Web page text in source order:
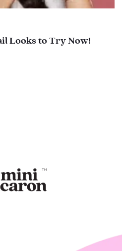
Looks to Try Now!